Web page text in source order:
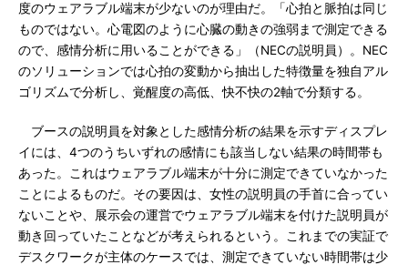
度のウェアラブル端末が少ないのが理由だ。「心拍と脈拍は同じ
ものではない。心電図のように心臓の動きの強弱まで測定できる
ので、感情分析に用いることができる」（NECの説明員）。NEC
のソリューションでは心拍の変動から抽出した特徴量を独自アル
ゴリズムで分析し、覚醒度の高低、快不快の2軸で分類する。
ブースの説明員を対象とした感情分析の結果を示すディスプレ
イには、4つのうちいずれの感情にも該当しない結果の時間帯も
あった。これはウェアラブル端末が十分に測定できていなかった
ことによるものだ。その要因は、女性の説明員の手首に合ってい
ないことや、展示会の運営でウェアラブル端末を付けた説明員が
動き回っていたことなどが考えられるという。これまでの実証で
デスクワークが主体のケースでは、測定できていない時間帯は少